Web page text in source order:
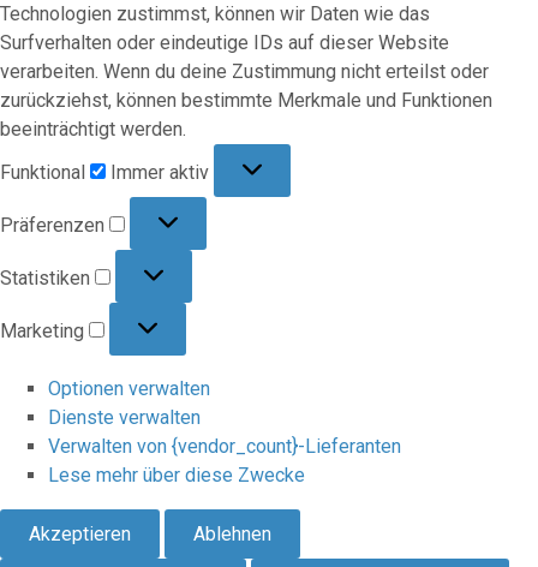
Technologien zustimmst, können wir Daten wie das
Surfverhalten oder eindeutige IDs auf dieser Website
verarbeiten. Wenn du deine Zustimmung nicht erteilst oder
zurückziehst, können bestimmte Merkmale und Funktionen
beeinträchtigt werden.
Funktional
Immer aktiv
Präferenzen
Statistiken
Marketing
Optionen verwalten
Dienste verwalten
Verwalten von {vendor_count}-Lieferanten
Lese mehr über diese Zwecke
Akzeptieren Ablehnen